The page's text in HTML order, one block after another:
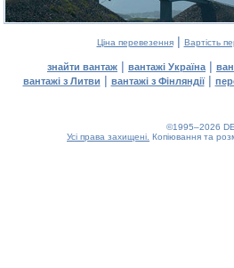
Ціна перевезення| Вартість
знайти вантаж | вантажі Україна |
вантажі з Литви | вантажі з Фінляндії|
©1995–2026
Усі права захищені. Копіювання та